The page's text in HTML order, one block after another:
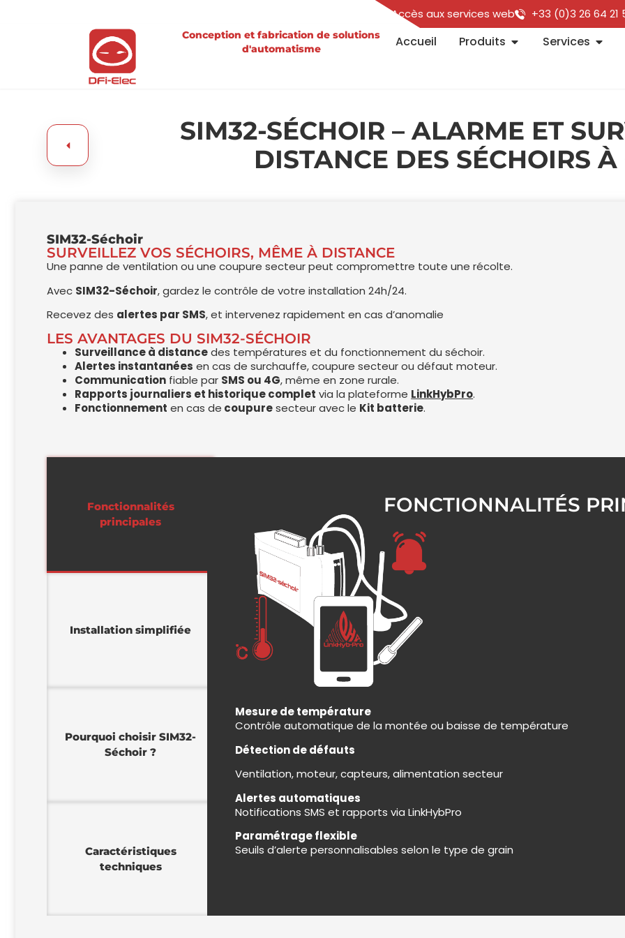
Accès aux services web +33 (0)3 26 64 21
Conception et fabrication de solutions
d'automatisme
Accueil Produits Services
SIM32-SÉCHOIR – ALARME ET
DISTANCE DES SÉCHOIRS
SIM32-Séchoir
SURVEILLEZ VOS SÉCHOIRS, MÊME À DISTANCE
Une panne de ventilation ou une coupure secteur peut compromettre toute une récolte.
Avec SIM32-Séchoir, gardez le contrôle de votre installation 24h/24.
Recevez des alertes par SMS, et intervenez rapidement en cas d’anomalie
LES AVANTAGES DU SIM32-SÉCHOIR
Surveillance à distancedes températures et du fonctionnement du séchoir.
Alertes instantanées en cas de surchauffe, coupure secteur ou défaut moteur.
Communication fiable par SMS ou 4G, même en zone rurale.
Rapports journaliers et historique complet via la plateforme LinkHybPro.
Fonctionnement en cas de coupuresecteur avec le Kit batterie.
Fonctionnalités
principales
Installation simplifiée
Pourquoi choisir SIM32-
Séchoir ?​
Caractéristiques
techniques
FONCTIONNALITÉS
Mesure de température
Contrôle automatique de la montée ou baisse de température
Détection de défauts
Ventilation, moteur, capteurs, alimentation secteur
Alertes automatiques
Notifications SMS et rapports via LinkHybPro
Paramétrage flexible
Seuils d’alerte personnalisables selon le type de grain